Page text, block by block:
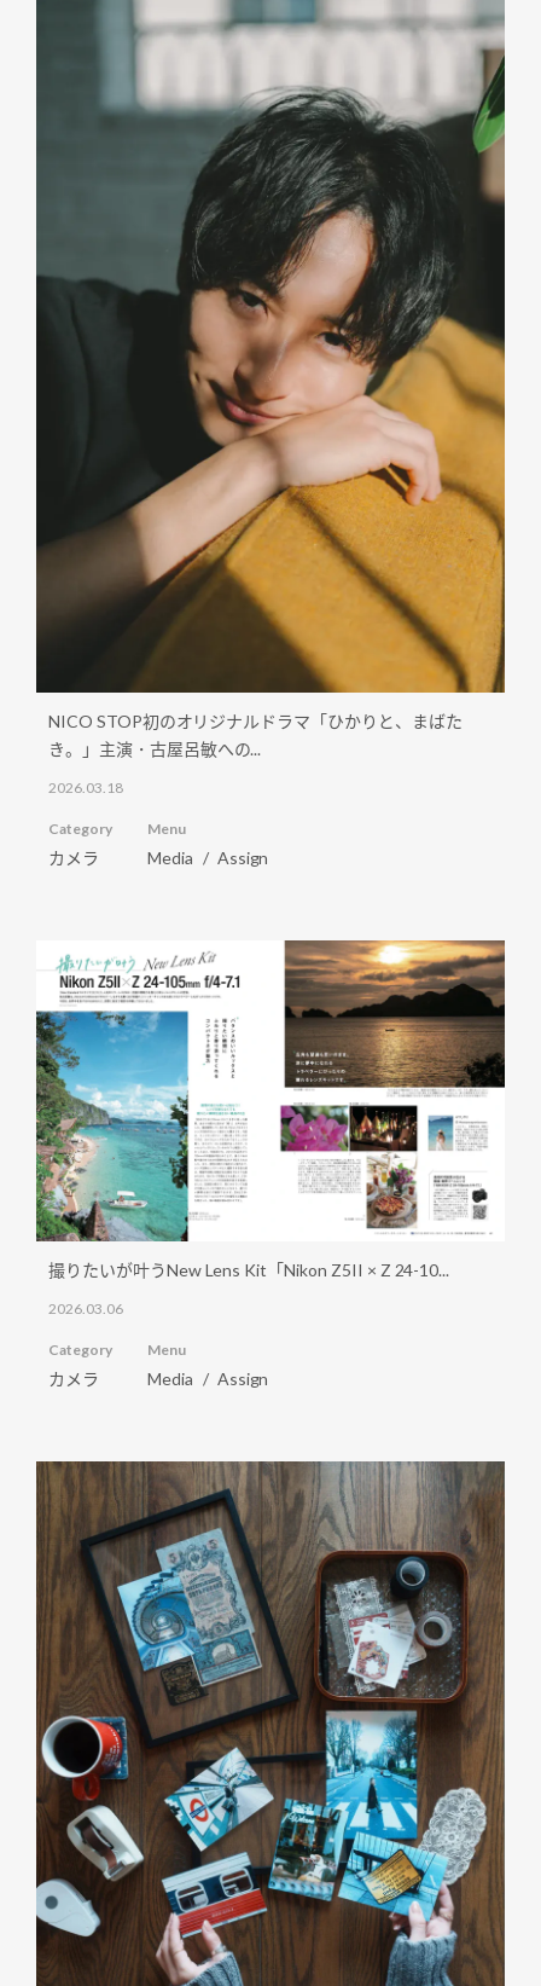
NICO STOP初のオリジナルドラマ「ひかりと、まばた
き。」主演・古屋呂敏への...
2026.03.18
Category
カメラ
Menu
Media Assign
撮りたいが叶うNew Lens Kit「Nikon Z5II × Z 24-10...
2026.03.06
Category
カメラ
Menu
Media Assign